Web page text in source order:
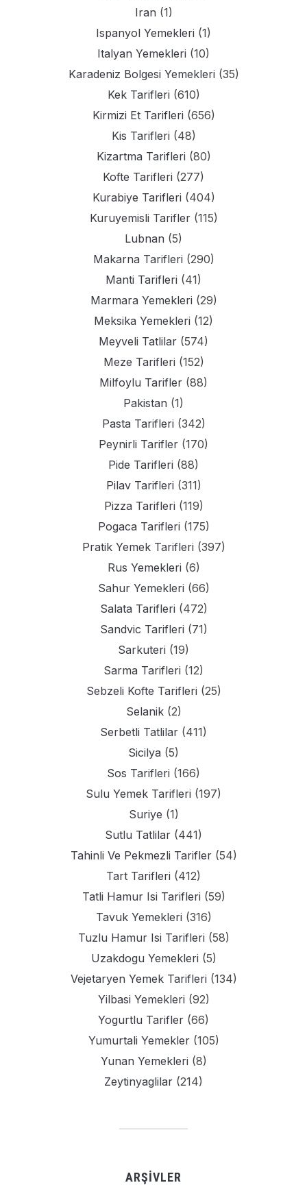
Iran (1)
Ispanyol Yemekleri (1)
Italyan Yemekleri (10)
Karadeniz Bolgesi Yemekleri (35)
Kek Tarifleri (610)
Kirmizi Et Tarifleri (656)
Kis Tarifleri (48)
Kizartma Tarifleri (80)
Kofte Tarifleri (277)
Kurabiye Tarifleri (404)
Kuruyemisli Tarifler(115)
Lubnan (5)
Makarna Tarifleri (290)
Manti Tarifleri (41)
Marmara Yemekleri (29)
Meksika Yemekleri (12)
Meyveli Tatlilar (574)
Meze Tarifleri (152)
Milfoylu Tarifler (88)
Pakistan (1)
Pasta Tarifleri (342)
Peynirli Tarifler (170)
Pide Tarifleri (88)
Pilav Tarifleri (311)
Pizza Tarifleri (119)
Pogaca Tarifleri (175)
Pratik Yemek Tarifleri (397)
Rus Yemekleri (6)
Sahur Yemekleri (66)
Salata Tarifleri (472)
Sandvic Tarifleri (71)
Sarkuteri (19)
Sarma Tarifleri (12)
Sebzeli Kofte Tarifleri (25)
Selanik(2)
Serbetli Tatlilar (411)
Sicilya (5)
Sos Tarifleri (166)
Sulu Yemek Tarifleri (197)
Suriye (1)
Sutlu Tatlilar (441)
Tahinli Ve Pekmezli Tarifler(54)
Tart Tarifleri (412)
Tatli Hamur Isi Tarifleri (59)
Tavuk Yemekleri (316)
Tuzlu Hamur Isi Tarifleri (58)
Uzakdogu Yemekleri (5)
Vejetaryen Yemek Tarifleri (134)
Yilbasi Yemekleri (92)
Yogurtlu Tarifler (66)
Yumurtali Yemekler(105)
Yunan Yemekleri (8)
Zeytinyaglilar (214)
ARŞIVLER